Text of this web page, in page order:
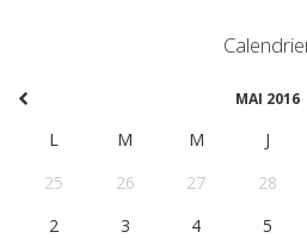
MAI 2016
L M M J
25
26 27 28
2
3 4 5